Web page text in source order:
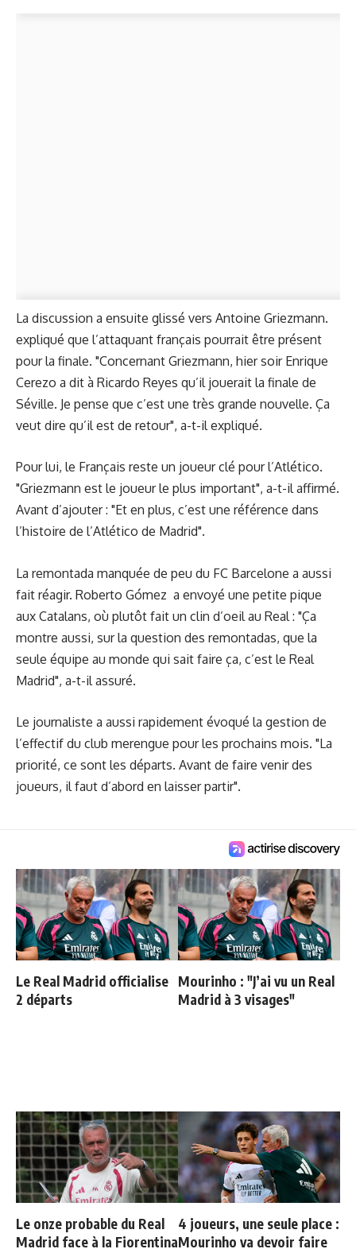
La discussion a ensuite glissé vers Antoine Griezmann.
expliqué que l’attaquant français pourrait être présent
pour la finale. "Concernant Griezmann, hier soir Enrique
Cerezo a dit à Ricardo Reyes qu’il jouerait la finale de
Séville. Je pense que c’est une très grande nouvelle. Ça
veut dire qu’il est de retour", a-t-il expliqué.
Pour lui, le Français reste un joueur clé pour l’Atlético.
"Griezmann est le joueur le plus important", a-t-il affirmé.
Avant d’ajouter : "Et en plus, c’est une référence dans
l’histoire de l’Atlético de Madrid".
La remontada manquée de peu du FC Barcelone a aussi
fait réagir. Roberto Gómez a envoyé une petite pique
aux Catalans, où plutôt fait un clin d’oeil au Real : "Ça
montre aussi, sur la question des remontadas, que la
seule équipe au monde qui sait faire ça, c’est le Real
Madrid", a-t-il assuré.
Le journaliste a aussi rapidement évoqué la gestion de
l’effectif du club merengue pour les prochains mois. "La
priorité, ce sont les départs. Avant de faire venir des
joueurs, il faut d’abord en laisser partir".
Le Real Madrid officialise
2 départs
Mourinho : "J’ai vu un Real
Madrid à 3 visages"
Le onze probable du Real
Madrid face à la Fiorentina
4 joueurs, une seule place :
Mourinho va devoir faire